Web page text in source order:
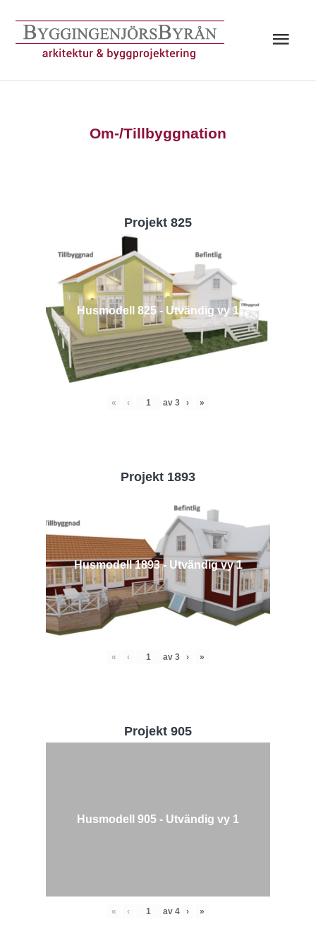
innehåll
Om-/Tillbyggnation
Projekt 825
Husmodell 825 - Utvändig vy 1
« ‹ av 3 › »
Projekt 1893
Husmodell 1893 - Utvändig vy 1
« ‹ av 3 › »
Projekt 905
Husmodell 905 - Utvändig vy 1
« ‹ av 4 › »